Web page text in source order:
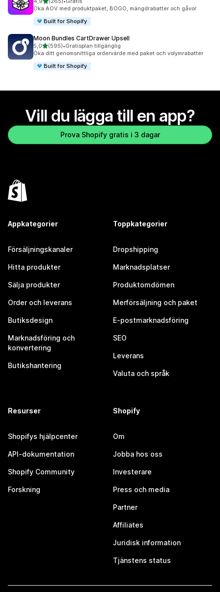
265 recensioner totalt
Öka AOV med produktpaket, BOGO, mängdrabatter och gåvor
Built for Shopify
Moon Bundles CartDrawer Upsell
5,0av 5 stjärnor
(595)
595 recensioner totalt
•Gratisplan tillgänglig
Öka ditt genomsnittliga ordervärde med paket och volymrabatter
Built for Shopify
Vill du lägga till en app?
Prova Shopify gratis i 3 dagar
Appkategorier
Försäljningskanaler
Hitta produkter
Sälja produkter
Order och leverans
Butiksdesign
Marknadsföring och
konvertering
Butikshantering
Toppkategorier
Dropshipping
Marknadsplatser
Produktomdömen
Merförsäljning och paket
E-postmarknadsföring
SEO
Leverans
Valuta och språk
Resurser
Shopifys hjälpcenter
API-dokumentation
Shopify Community
Forskning
Shopify
Om
Jobba hos oss
Investerare
Press och media
Partner
Affiliates
Juridisk information
Tjänstens status